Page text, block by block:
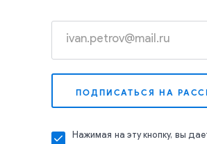
Нажимая на эту кнопку, вы